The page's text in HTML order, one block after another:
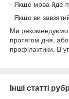
· Якщо мова йде
· Якщо ви
Ми рекомендуємо
протягом дня, або
профілактики. В
Інші статті